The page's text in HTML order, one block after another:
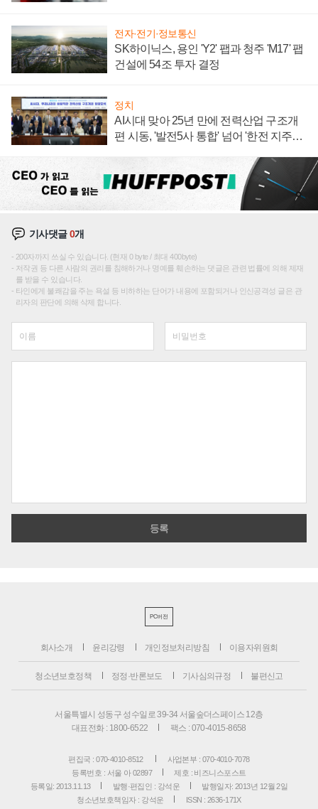
전자·전기·정보통신
SK하이닉스, 용인 'Y2' 팹과 청주 'M17' 팹
건설에 54조 투자 결정
정치
AI시대 맞아 25년 만에 전력산업 구조개
편 시동, '발전5사 통합' 넘어 '한전 지주사'
기사댓글0개
200자까지 쓰실 수 있습니다. (현재 0 byte / 최대 400byte)
저작권 등 다른 사람의 권리를 침해하거나 명예를 훼손하는 댓글은 관련 법률에 의해 제재
를 받을 수 있습니다.
타인에게 불쾌감을 주는 욕설 등 비하하는 단어가 내용에 포함되거나 인신공격성 글은 관
리자의 판단에 의해 삭제 합니다.
PC버전
회사소개 윤리강령 개인정보처리방침 이용자위원회
청소년보호정책 정정·반론보도 기사심의규정 불편신고
서울특별시 성동구 성수일로 39-34 서울숲더스페이스 12층
대표전화 : 1800-6522
팩스 : 070-4015-8658
편집국 : 070-4010-8512
사업본부 : 070-4010-7078
등록번호 : 서울 아 02897
제호 : 비즈니스포스트
등록일: 2013.11.13
발행·편집인 : 강석운
발행일자: 2013년 12월 2일
청소년보호책임자 : 강석운
ISSN : 2636-171X